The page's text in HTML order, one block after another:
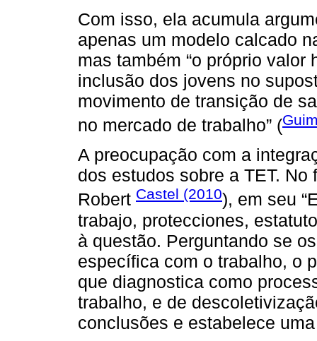
Com isso, ela acumula
apenas um modelo calcado
mas também “o próprio
inclusão dos jovens no
movimento de transição de
no mercado de trabalho” (
A preocupação com a
dos estudos sobre a TET.
Robert Castel (2010), em seu
trabajo, protecciones,
à questão. Perguntando se
específica com o trabalho, o
que diagnostica como
trabalho, e de
conclusões e estabelece